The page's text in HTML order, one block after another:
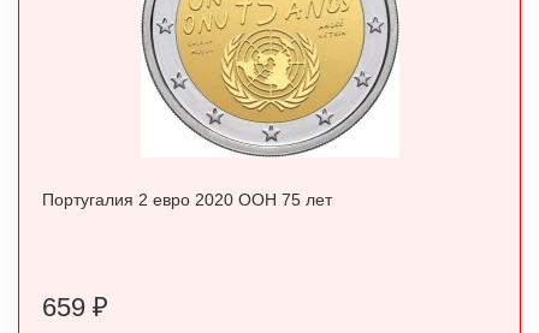
Португалия 2 евро 2020 ООН 75 лет
659 ₽